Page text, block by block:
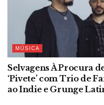
MÚSICA
Selvagens À Procura
‘Pivete’ com Trio de
ao Indie e Grunge